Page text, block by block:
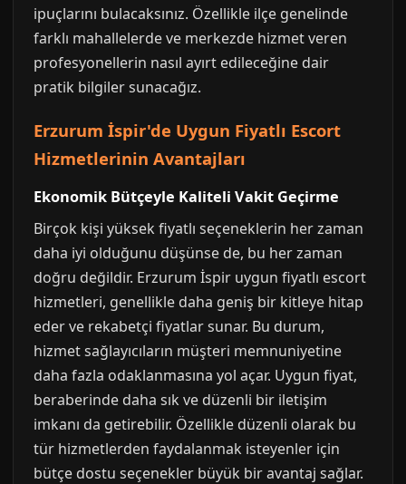
ipuçlarını bulacaksınız. Özellikle ilçe genelinde
farklı mahallelerde ve merkezde hizmet veren
profesyonellerin nasıl ayırt edileceğine dair
pratik bilgiler sunacağız.
Erzurum İspir'de Uygun Fiyatlı Escort
Hizmetlerinin Avantajları
Ekonomik Bütçeyle Kaliteli Vakit Geçirme
Birçok kişi yüksek fiyatlı seçeneklerin her zaman
daha iyi olduğunu düşünse de, bu her zaman
doğru değildir. Erzurum İspir uygun fiyatlı escort
hizmetleri, genellikle daha geniş bir kitleye hitap
eder ve rekabetçi fiyatlar sunar. Bu durum,
hizmet sağlayıcıların müşteri memnuniyetine
daha fazla odaklanmasına yol açar. Uygun fiyat,
beraberinde daha sık ve düzenli bir iletişim
imkanı da getirebilir. Özellikle düzenli olarak bu
tür hizmetlerden faydalanmak isteyenler için
bütçe dostu seçenekler büyük bir avantaj sağlar.